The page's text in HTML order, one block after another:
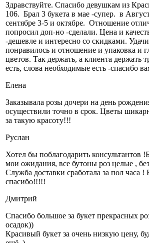
Здравствуйте. Cпасибо девушкам из
106. Брал 3 букета в мае -супер. в
сентябре 3-5 и октябре. Отношение
попросил доп-но -сделали. Цена и
-дешевле и интересно со скидками.
понравилось и отношение и упаковка и
цветов. Так держать, а клиента держать
есть, слова необходимые есть -спасибо
Елена
Заказывала розы дочери на день
осуществили точно в срок. Цветы
за такую красоту!!!
Руслан
Хотел бы поблагодарить консультантов
мои ожидания, все бутоны роз целые ,
Служба доставки сработала за пол часа
спасибо!!!!!
Дмитрий
Спасибо большое за букет прекрасных
осадок))
Красивый букет за очень низкую цену,